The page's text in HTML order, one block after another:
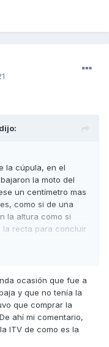
baja mientras la lleve
pasará la ITV a
alterada o que
herramientas. Por
dijo:
la cúpula, en el
la moto del
un centímetro mas
como si de una
la altura como si
la recta para concluir
ocasión que fue a
y que no tenía la
que comprar la
ahí mi comentario,
ITV de como es la